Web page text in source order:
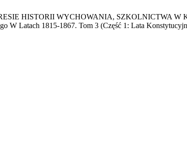
HISTORII WYCHOWANIA, SZKOLNICTWA W
W Latach 1815-1867. Tom 3 (Część 1: Lata